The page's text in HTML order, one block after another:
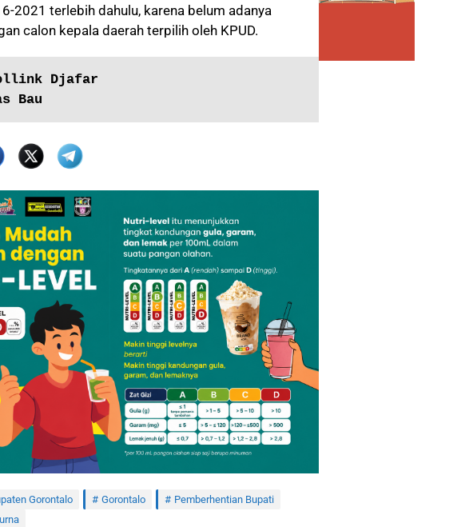
2021 terlebih dahulu, karena belum adanya
calon kepala daerah terpilih oleh KPUD.
Djafar
Bau
Gorontalo Gorontalo
Pemberhentian Bupati